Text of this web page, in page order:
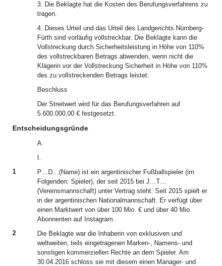
3. Die Beklagte hat die Kosten des Berufungsverfahrens zu
tragen.
4. Dieses Urteil und das Urteil des Landgerichts Nürnberg-
Fürth sind vorläufig vollstreckbar. Die Beklagte kann die
Vollstreckung durch Sicherheitsleistung in Höhe von 110%
des vollstreckbaren Betrags abwenden, wenn nicht die
Klägerin vor der Vollstreckung Sicherheit in Höhe von 110%
des zu vollstreckenden Betrags leistet.
Beschluss
Der Streitwert wird für das Berufungsverfahren auf
5.600.000,00 € festgesetzt.
Entscheidungsgründe
A.
I.
1
P…D…(Name) ist ein argentinischer Fußballspieler (im
Folgenden: Spieler), der seit 2015 bei J…T…
(Vereinsmannschaft) unter Vertrag steht. Seit 2015 spielt er
in der argentinischen Nationalmannschaft. Er verfügt über
einen Marktwert von über 100 Mio. € und über 40 Mio.
Abonnenten auf Instagram.
2
Die Beklagte war die Inhaberin von exklusiven und
weltweiten, teils eingetragenen Marken-, Namens- und
sonstigen kommerziellen Rechte an dem Spieler. Am
30.04.2016 schloss sie mit diesem einen Manager- und